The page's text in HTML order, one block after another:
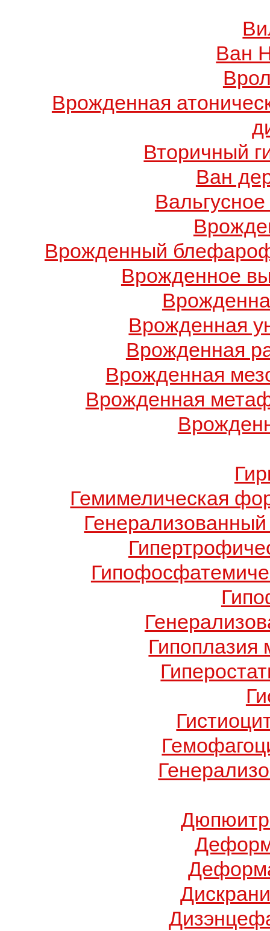
Ван
Врожденная
Вторичный
Ван
Врожденный
Врожденное
Врожденная
Врожденная
Врожденная
Врожденная
Гемимелическая
Гипоплазия